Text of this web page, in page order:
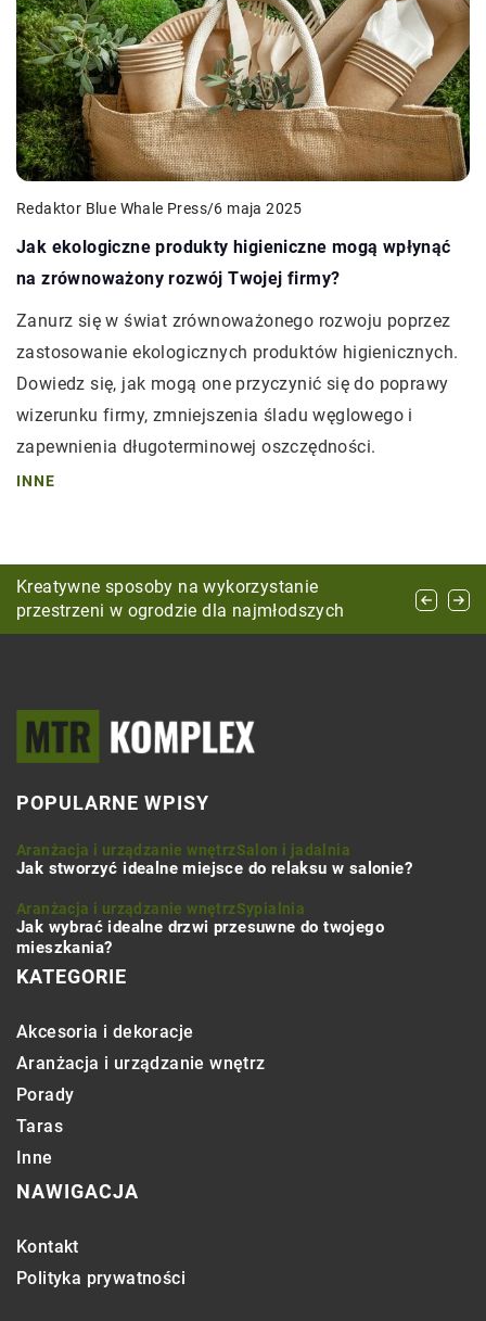
Redaktor Blue Whale Press/6 maja 2025
Jak ekologiczne produkty higieniczne mogą wpłynąć
na zrównoważony rozwój Twojej firmy?
Zanurz się w świat zrównoważonego rozwoju poprzez
zastosowanie ekologicznych produktów higienicznych.
Dowiedz się, jak mogą one przyczynić się do poprawy
wizerunku firmy, zmniejszenia śladu węglowego i
zapewnienia długoterminowej oszczędności.
INNE
Tekstylia hotelowe – jakie zasłony wybrać, aby
podnieść jakość wrażeń gości?
Kreatywne sposoby na wykorzystanie
przestrzeni w ogrodzie dla najmłodszych
Jakie są korzyści z posiadania piwnicy
ogrodowej?
POPULARNE WPISY
Aranżacja i urządzanie wnętrzSalon i jadalnia
Jak stworzyć idealne miejsce do relaksu w salonie?
Aranżacja i urządzanie wnętrzSypialnia
Jak wybrać idealne drzwi przesuwne do twojego
mieszkania?
KATEGORIE
Akcesoria i dekoracje
Aranżacja i urządzanie wnętrz
Porady
Taras
Inne
NAWIGACJA
Kontakt
Polityka prywatności